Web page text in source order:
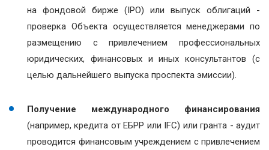
на фондовой бирже (IPO) или выпуск облигаций -
проверка Объекта осуществляется менеджерами по
размещению с привлечением профессиональных
юридических, финансовых и иных консультантов (с
целью дальнейшего выпуска проспекта эмиссии).
Получение международного финансирования
(например, кредита от ЕБРР или IFC) или гранта - аудит
проводится финансовым учреждением с привлечением